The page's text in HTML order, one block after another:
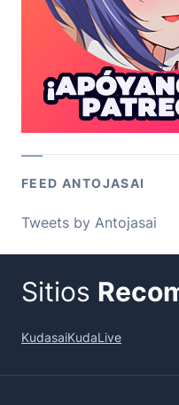
FEED ANTOJASAI
Tweets by Antojasai
Sitios
KudasaiKudaLive